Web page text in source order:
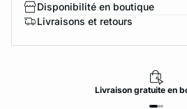
Disponibilité en boutique
Livraisons et retours
Livraisongratuiteen